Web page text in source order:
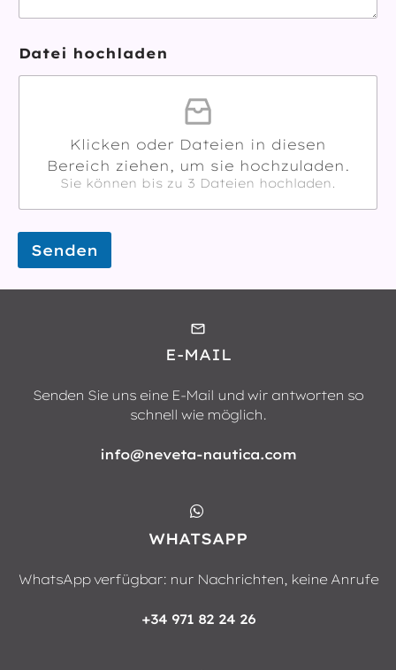
Datei hochladen
Klicken oder Dateien in diesen
Bereich ziehen, um sie hochzuladen.
Sie können bis zu 3 Dateien hochladen.
Senden
E-MAIL
Senden Sie uns eine E-Mail und wir antworten so
schnell wie möglich.
info@neveta-nautica.com
WHATSAPP
WhatsApp verfügbar: nur Nachrichten, keine Anrufe
+34 971 82 24 26